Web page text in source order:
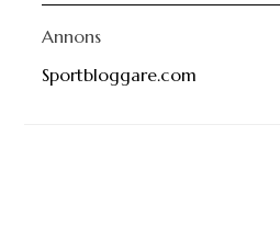
Annons
Sportbloggare.com